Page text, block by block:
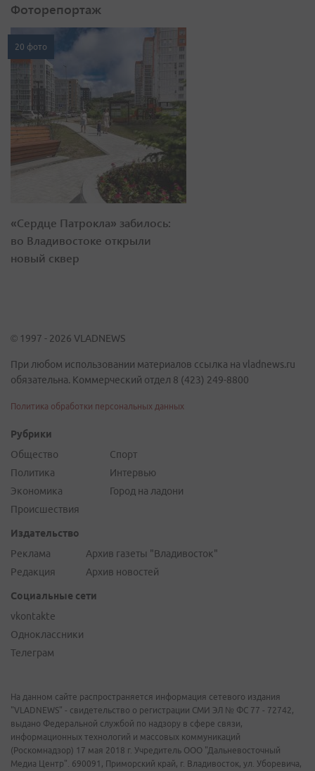
Фоторепортаж
20 фото
«Сердце Патрокла» забилось:
во Владивостоке открыли
новый сквер
© 1997 - 2026 VLADNEWS
При любом использовании материалов ссылка на vladnews.ru
обязательна. Коммерческий отдел 8 (423) 249-8800
Политика обработки персональных данных
Рубрики
Общество
Политика
Экономика
Происшествия
Спорт
Интервью
Город на ладони
Издательство
Реклама
Редакция
Архив газеты "Владивосток"
Архив новостей
Социальные сети
vkontakte
Одноклассники
Телеграм
На данном сайте распространяется информация сетевого издания
"VLADNEWS" - свидетельство о регистрации СМИ ЭЛ № ФС 77 - 72742,
выдано Федеральной службой по надзору в сфере связи,
информационных технологий и массовых коммуникаций
(Роскомнадзор) 17 мая 2018 г. Учредитель ООО "Дальневосточный
Медиа Центр". 690091, Приморский край, г. Владивосток, ул. Уборевича,